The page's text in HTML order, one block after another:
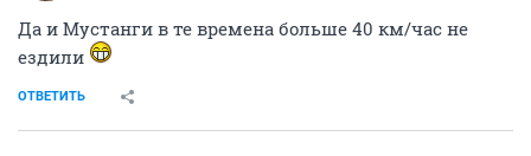
Да и Мустанги в те времена больше 40 км/час не
ездили
ОТВЕТИТЬ